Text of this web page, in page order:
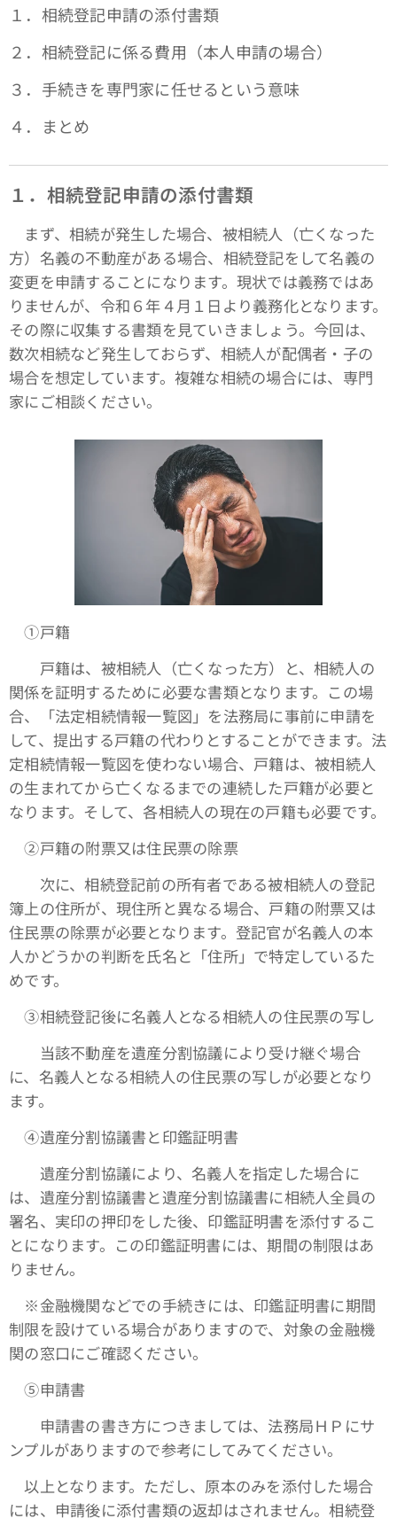
１．相続登記申請の添付書類
２．相続登記に係る費用（本人申請の場合）
３．手続きを専門家に任せるという意味
４．まとめ
１．相続登記申請の添付書類
まず、相続が発生した場合、被相続人（亡くなった
方）名義の不動産がある場合、相続登記をして名義の
変更を申請することになります。現状では義務ではあ
りませんが、令和６年４月１日より義務化となります。
その際に収集する書類を見ていきましょう。今回は、
数次相続など発生しておらず、相続人が配偶者・子の
場合を想定しています。複雑な相続の場合には、専門
家にご相談ください。
①戸籍
戸籍は、被相続人（亡くなった方）と、相続人の
関係を証明するために必要な書類となります。この場
合、「法定相続情報一覧図」を法務局に事前に申請を
して、提出する戸籍の代わりとすることができます。法
定相続情報一覧図を使わない場合、戸籍は、被相続人
の生まれてから亡くなるまでの連続した戸籍が必要と
なります。そして、各相続人の現在の戸籍も必要です。
➁戸籍の附票又は住民票の除票
次に、相続登記前の所有者である被相続人の登記
簿上の住所が、現住所と異なる場合、戸籍の附票又は
住民票の除票が必要となります。登記官が名義人の本
人かどうかの判断を氏名と「住所」で特定しているた
めです。
③相続登記後に名義人となる相続人の住民票の写し
当該不動産を遺産分割協議により受け継ぐ場合
に、名義人となる相続人の住民票の写しが必要となり
ます。
④遺産分割協議書と印鑑証明書
遺産分割協議により、名義人を指定した場合に
は、遺産分割協議書と遺産分割協議書に相続人全員の
署名、実印の押印をした後、印鑑証明書を添付するこ
とになります。この印鑑証明書には、期間の制限はあ
りません。
※金融機関などでの手続きには、印鑑証明書に期間
制限を設けている場合がありますので、対象の金融機
関の窓口にご確認ください。
➄申請書
申請書の書き方につきましては、法務局ＨＰにサ
ンプルがありますので参考にしてみてください。
以上となります。ただし、原本のみを添付した場合
には、申請後に添付書類の返却はされません。相続登